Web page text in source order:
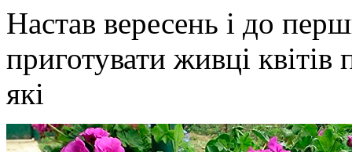
Настав вересень і до
приготувати живці
які